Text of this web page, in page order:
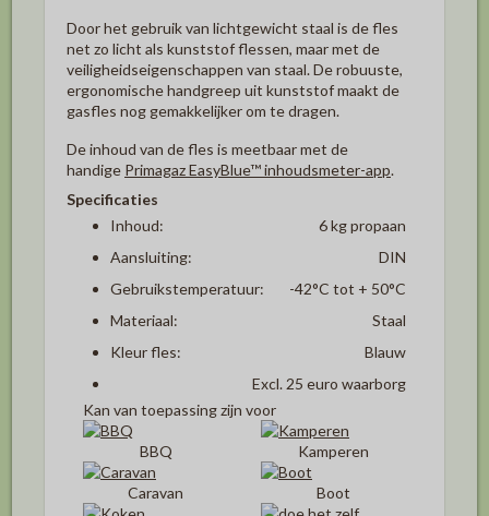
Door het gebruik van lichtgewicht staal is de fles
net zo licht als kunststof flessen, maar met de
veiligheidseigenschappen van staal. De robuuste,
ergonomische handgreep uit kunststof maakt de
gasfles nog gemakkelijker om te dragen.
De inhoud van de fles is meetbaar met de
handige Primagaz EasyBlue™ inhoudsmeter-app.
Specificaties
Inhoud:
6 kg propaan
Aansluiting:
DIN
Gebruikstemperatuur:
-42°C tot + 50°C
Materiaal:
Staal
Kleur fles:
Blauw
Excl. 25 euro waarborg
Kan van toepassing zijn voor
BBQ Kamperen
Caravan Boot